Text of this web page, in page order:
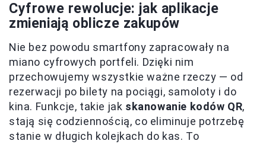
Cyfrowe rewolucje: jak aplikacje
zmieniają oblicze zakupów
Nie bez powodu smartfony zapracowały na
miano cyfrowych portfeli. Dzięki nim
przechowujemy wszystkie ważne rzeczy — od
rezerwacji po bilety na pociągi, samoloty i do
kina. Funkcje, takie jak skanowanie kodów QR,
stają się codziennością, co eliminuje potrzebę
stanie w długich kolejkach do kas. To